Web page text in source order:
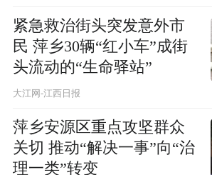
紧急救治街头突发意外市
民 萍乡30辆“红小车”成街
头流动的“生命驿站”
大江网-江西日报
萍乡安源区重点攻坚群众
关切 推动“解决一事”向“治
理一类”转变